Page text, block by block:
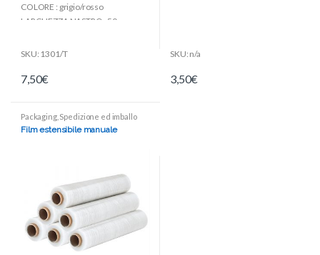
COLORE : grigio/rosso
LARGHEZZA NASTRO : 50 mm
SKU: 1301/T
7,50€
SKU: n/a
3,50€
Packaging, Spedizione ed imballo
Film estensibile manuale